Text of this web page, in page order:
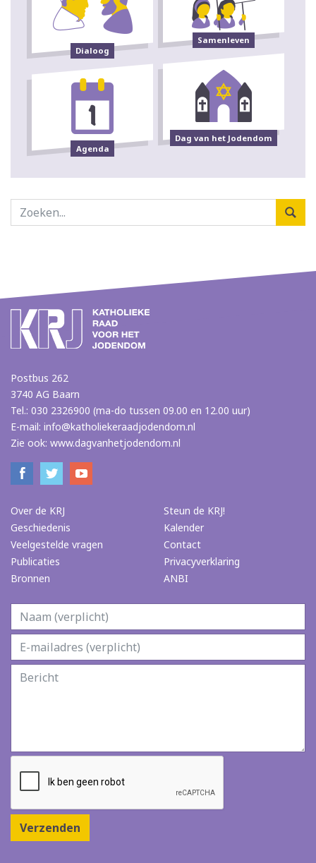
Dialoog
Samenleven
Agenda
Dag van het Jodendom
Postbus 262
3740 AG Baarn
Tel.: 030 2326900 (ma-do tussen 09.00 en 12.00 uur)
E-mail: info@katholiekeraadjodendom.nl
Zie ook: www.dagvanhetjodendom.nl
Over de KRJ
Geschiedenis
Veelgestelde vragen
Publicaties
Bronnen
Steun de KRJ!
Kalender
Contact
Privacyverklaring
ANBI
Verzenden